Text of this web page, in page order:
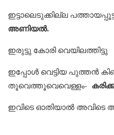
ഇട്ടാലെടുക്കില്ല
അണിയല്‍.
ഇരുട്ടു കോരി വെയിലത്തിട്ടു
ഇപ്പോള്‍ വെട്ടിയ പുത്തന്‍
തൂവെത്തൂവെവെള്ളം-
ഇവിടെ ഓതിയാല്‍ അവിടെ